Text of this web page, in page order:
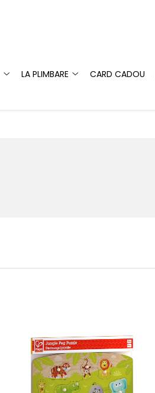
LA PLIMBARE CARD CADOU